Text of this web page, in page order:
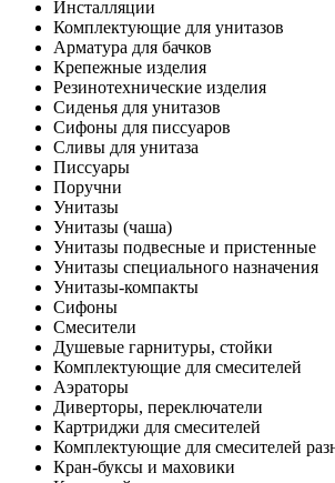
Инсталляции
Комплектующие для унитазов
Арматура для бачков
Крепежные изделия
Резинотехнические изделия
Сиденья для унитазов
Сифоны для писсуаров
Сливы для унитаза
Писсуары
Поручни
Унитазы
Унитазы (чаша)
Унитазы подвесные и пристенные
Унитазы специального назначения
Унитазы-компакты
Сифоны
Смесители
Душевые гарнитуры, стойки
Комплектующие для смесителей
Аэраторы
Диверторы, переключатели
Картриджи для смесителей
Комплектующие для смесителей
Кран-буксы и маховики